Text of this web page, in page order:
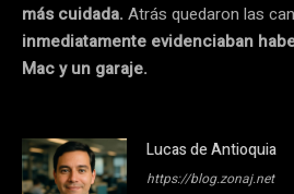
más cuidada. Atrás quedaron las
inmediatamente evidenciaban
Mac y un garaje.
Lucas de Antioquia
https://blog.zonaj.net